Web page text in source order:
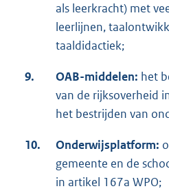
als leerkracht) met
leerlijnen,
taaldidactiek;
9. OAB-middelen: het
van de rijksoverheid
het bestrijden van
10. Onderwijsplatform:
gemeente en de
in artikel 167a WPO;